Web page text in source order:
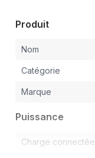
Produit
Nom
Catégorie
Marque
Puissance
Charge connectée